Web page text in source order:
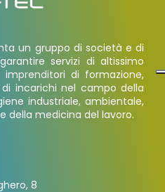
un gruppo di società e di
servizi di altissimo
di formazione,
incarichi nel campo della
industriale, ambientale,
della medicina del lavoro.
8